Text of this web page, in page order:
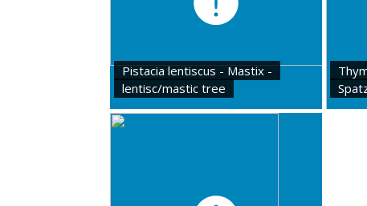
Pistacia lentiscus - Mastix -
lentisc/mastic tree